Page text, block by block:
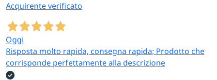
Acquirente verificato
Oggi
Risposta molto rapida, consegna rapida; Prodotto che
corrisponde perfettamente alla descrizione